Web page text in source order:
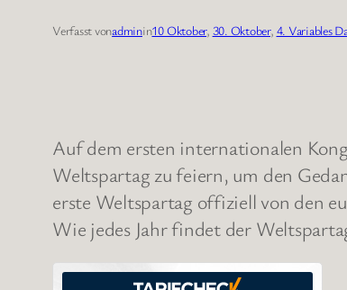
Verfasst vonadminin10 Oktober, 30. Oktober, 4. Variables
Auf dem ersten internationalen
Weltspartag zu feiern, um den
erste Weltspartag offiziell von den
Wie jedes Jahr findet der